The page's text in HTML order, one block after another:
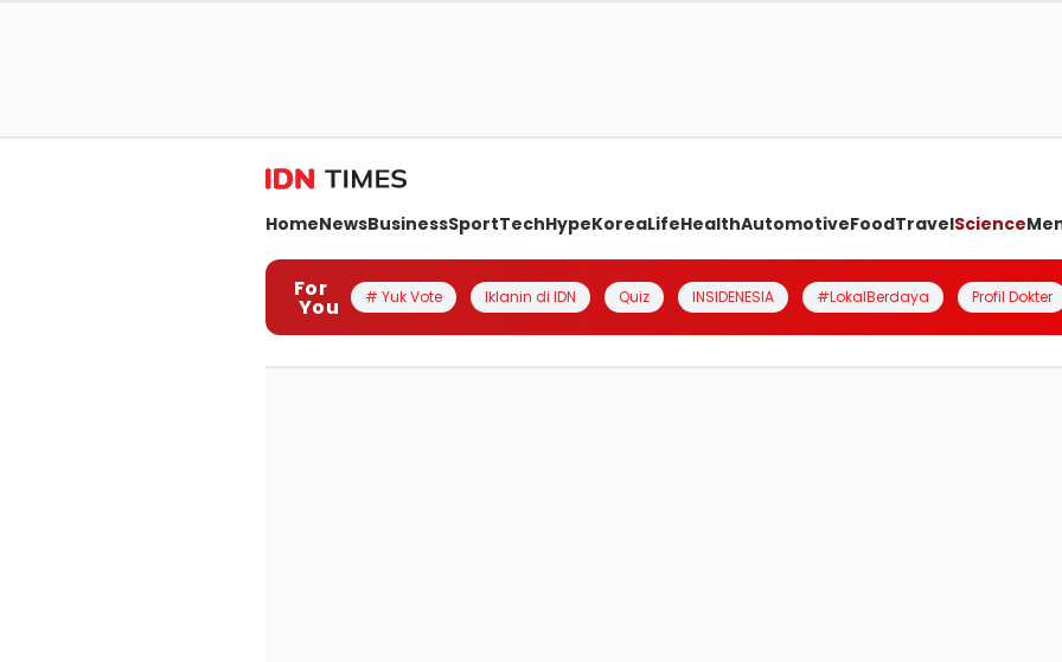
HomeNewsBusinessSportTechHypeKoreaLifeHealthAutomotiveFoodTravelScience
For
You # Yuk Vote Iklanin di IDN Quiz INSIDENESIA #LokalBerdaya Profil Dokter